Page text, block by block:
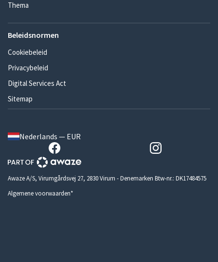
Thema
Beleidsnormen
Cookiebeleid
Privacybeleid
Digital Services Act
Sitemap
Nederlands — EUR
Awaze A/S, Virumgårdsvej 27, 2830 Virum - Denemarken Btw-nr.: DK17484575
Algemene voorwaarden*